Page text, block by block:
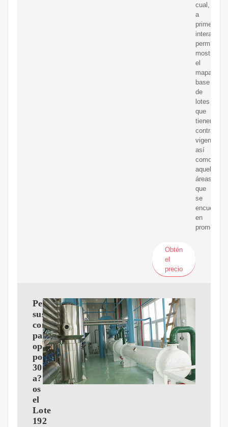
cual,
a
primera
permite
mostrar
el
mapa
base
de
lotes
que
tienen
contratos
vigentes,
así
como
aquellas
áreas
que
se
encuentran
en
promoción
Obtén
el
precio
Petroperú
suscribe
contrato
para
operar
por
30
a?
os
el
Lote
192